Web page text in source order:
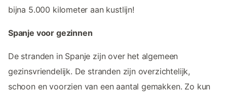
bijna 5.000 kilometer aan kustlijn!
Spanje voor gezinnen
De stranden in Spanje zijn over het algemeen
gezinsvriendelijk. De stranden zijn overzichtelijk,
schoon en voorzien van een aantal gemakken. Zo kun